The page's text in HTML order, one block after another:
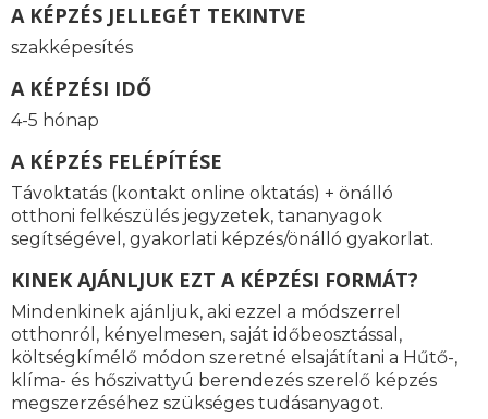
A KÉPZÉS JELLEGÉT TEKINTVE
szakképesítés
A KÉPZÉSI IDŐ
4-5 hónap
A KÉPZÉS FELÉPÍTÉSE
Távoktatás (kontakt online oktatás) + önálló
otthoni felkészülés jegyzetek, tananyagok
segítségével, gyakorlati képzés/önálló gyakorlat.
KINEK AJÁNLJUK EZT A KÉPZÉSI FORMÁT?
Mindenkinek ajánljuk, aki ezzel a módszerrel
otthonról, kényelmesen, saját időbeosztással,
költségkímélő módon szeretné elsajátítani a Hűtő-,
klíma- és hőszivattyú berendezés szerelő képzés
megszerzéséhez szükséges tudásanyagot.